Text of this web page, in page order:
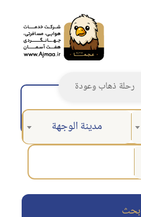
رحلة ذهاب وعودة
مدينة الوجهة
بحث